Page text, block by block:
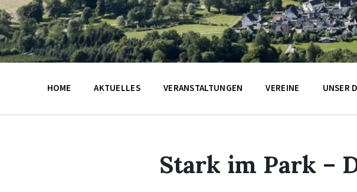
HOME AKTUELLES VERANSTALTUNGEN VEREINE UNSER
Stark im Park –